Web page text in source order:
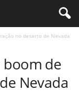
no deserto de Nevada
boom de
Nevada